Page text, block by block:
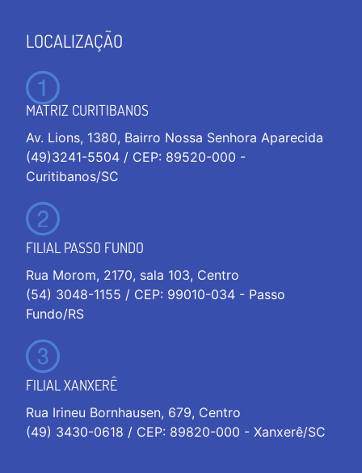
LOCALIZAÇÃO
MATRIZ CURITIBANOS
Av. Lions, 1380, Bairro Nossa Senhora Aparecida
(49)3241-5504 / CEP: 89520-000 -
Curitibanos/SC
FILIAL PASSO FUNDO
Rua Morom, 2170, sala 103, Centro
(54) 3048-1155 / CEP: 99010-034 - Passo
Fundo/RS
FILIAL XANXERÊ
Rua Irineu Bornhausen, 679, Centro
(49) 3430-0618 / CEP: 89820-000 - Xanxerê/SC